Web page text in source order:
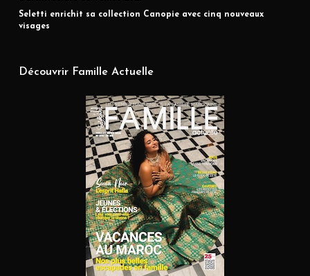
Seletti enrichit sa collection Canopie avec cinq nouveaux
visages
Découvrir Famille Actuelle